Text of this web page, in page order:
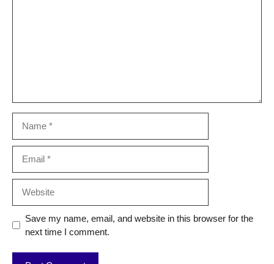
Save my name, email, and website in this browser for the
next time I comment.